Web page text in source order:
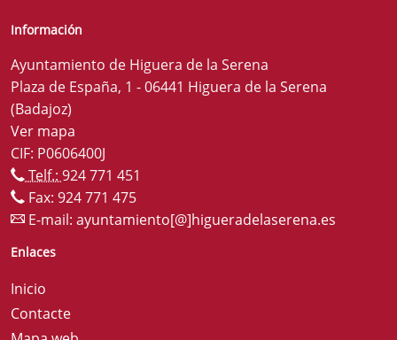
Información
Ayuntamiento de Higuera de la Serena
Plaza de España, 1 - 06441 Higuera de la Serena
(Badajoz)
Ver mapa
CIF: P0606400J
Telf.: 924 771 451
Fax: 924 771 475
E-mail: ayuntamiento[@]higueradelaserena.es
Enlaces
Inicio
Contacte